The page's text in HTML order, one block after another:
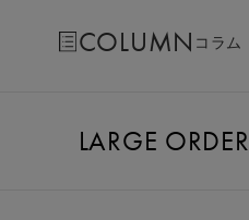
COLUMN コラム
LARGE ORDER